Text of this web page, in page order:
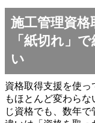
施工管理資
「紙切れ」
い
資格取得支援を使
もほとんど変わら
じ資格でも、数年で